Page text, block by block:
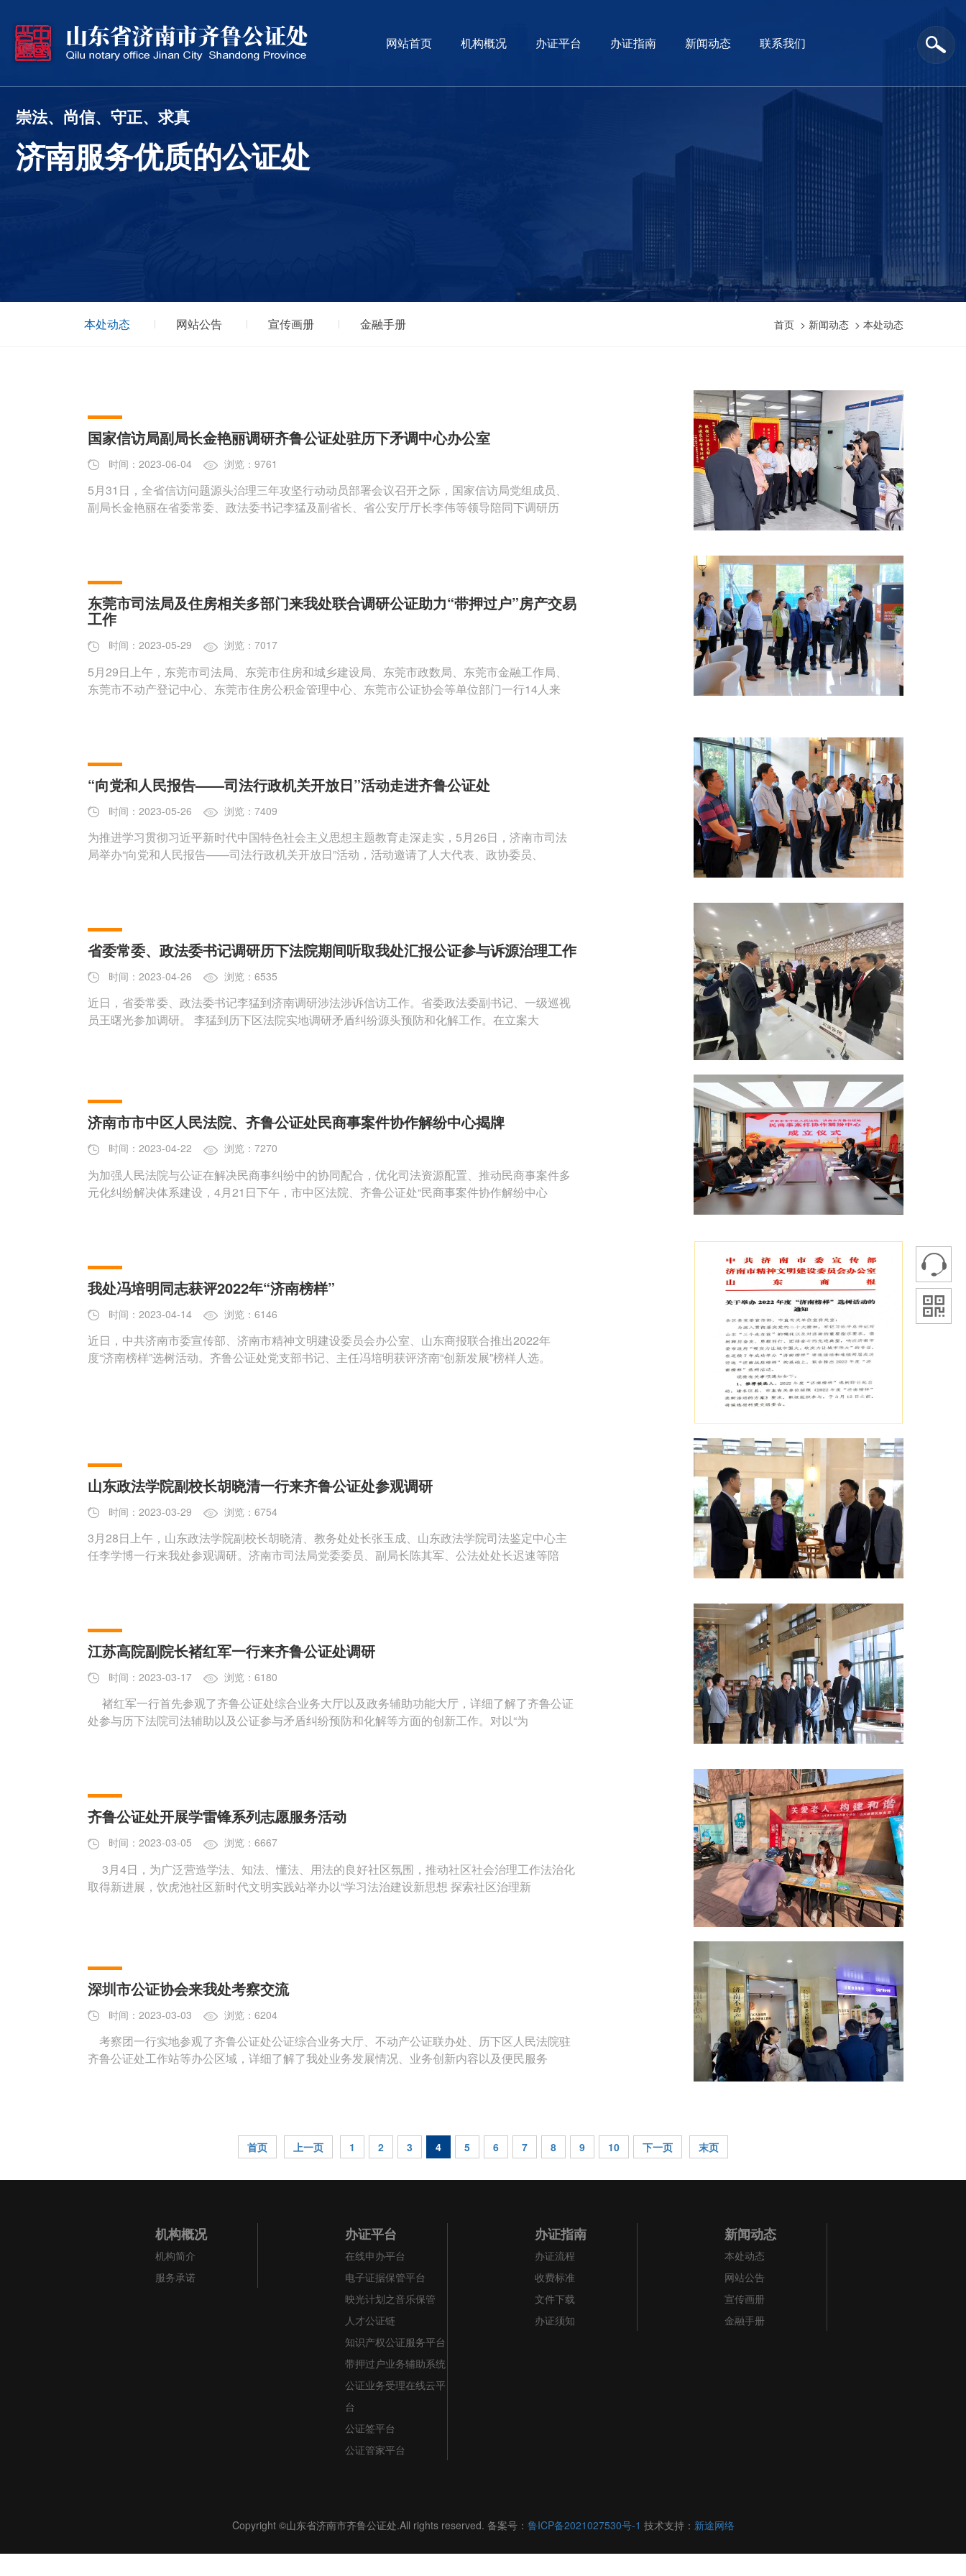
网站首页 机构概况 办证平台 办证指南 新闻动态 联系我们
崇法、尚信、守正、求真
济南服务优质的公证处
本处动态 网站公告 宣传画册 金融手册 首页 > 新闻动态 > 本处动态
国家信访局副局长金艳丽调研齐鲁公证处驻历下矛调中心办公室
时间：2023-06-04 浏览：9761
5月31日，全省信访问题源头治理三年攻坚行动动员部署会议召开之际，国家信访局党组成员、
副局长金艳丽在省委常委、政法委书记李猛及副省长、省公安厅厅长李伟等领导陪同下调研历
东莞市司法局及住房相关多部门来我处联合调研公证助力“带押过户”房产交易
工作
时间：2023-05-29 浏览：7017
5月29日上午，东莞市司法局、东莞市住房和城乡建设局、东莞市政数局、东莞市金融工作局、
东莞市不动产登记中心、东莞市住房公积金管理中心、东莞市公证协会等单位部门一行14人来
“向党和人民报告——司法行政机关开放日”活动走进齐鲁公证处
时间：2023-05-26 浏览：7409
为推进学习贯彻习近平新时代中国特色社会主义思想主题教育走深走实，5月26日，济南市司法
局举办“向党和人民报告——司法行政机关开放日”活动，活动邀请了人大代表、政协委员、
省委常委、政法委书记调研历下法院期间听取我处汇报公证参与诉源治理工作
时间：2023-04-26 浏览：6535
近日，省委常委、政法委书记李猛到济南调研涉法涉诉信访工作。省委政法委副书记、一级巡视
员王曙光参加调研。 李猛到历下区法院实地调研矛盾纠纷源头预防和化解工作。在立案大
济南市市中区人民法院、齐鲁公证处民商事案件协作解纷中心揭牌
时间：2023-04-22 浏览：7270
为加强人民法院与公证在解决民商事纠纷中的协同配合，优化司法资源配置、推动民商事案件多
元化纠纷解决体系建设，4月21日下午，市中区法院、齐鲁公证处“民商事案件协作解纷中心
我处冯培明同志获评2022年“济南榜样”
时间：2023-04-14 浏览：6146
近日，中共济南市委宣传部、济南市精神文明建设委员会办公室、山东商报联合推出2022年
度“济南榜样”选树活动。齐鲁公证处党支部书记、主任冯培明获评济南“创新发展”榜样人选。
山东政法学院副校长胡晓清一行来齐鲁公证处参观调研
时间：2023-03-29 浏览：6754
3月28日上午，山东政法学院副校长胡晓清、教务处处长张玉成、山东政法学院司法鉴定中心主
任李学博一行来我处参观调研。济南市司法局党委委员、副局长陈其军、公法处处长迟速等陪
江苏高院副院长褚红军一行来齐鲁公证处调研
时间：2023-03-17 浏览：6180
褚红军一行首先参观了齐鲁公证处综合业务大厅以及政务辅助功能大厅，详细了解了齐鲁公证
处参与历下法院司法辅助以及公证参与矛盾纠纷预防和化解等方面的创新工作。对以“为
齐鲁公证处开展学雷锋系列志愿服务活动
时间：2023-03-05 浏览：6667
3月4日，为广泛营造学法、知法、懂法、用法的良好社区氛围，推动社区社会治理工作法治化
取得新进展，饮虎池社区新时代文明实践站举办以“学习法治建设新思想 探索社区治理新
深圳市公证协会来我处考察交流
时间：2023-03-03 浏览：6204
考察团一行实地参观了齐鲁公证处公证综合业务大厅、不动产公证联办处、历下区人民法院驻
齐鲁公证处工作站等办公区域，详细了解了我处业务发展情况、业务创新内容以及便民服务
首页 上一页 1 2 3 4 5 6 7 8 9 10 下一页 末页
机构概况
机构简介
服务承诺
办证平台
在线申办平台
电子证据保管平台
映光计划之音乐保管
人才公证链
知识产权公证服务平台
带押过户业务辅助系统
公证业务受理在线云平
台
公证签平台
公证管家平台
办证指南
办证流程
收费标准
文件下载
办证须知
新闻动态
本处动态
网站公告
宣传画册
金融手册
Copyright ©山东省济南市齐鲁公证处.All rights reserved. 备案号： 鲁ICP备2021027530号-1 技术支持： 新途网络